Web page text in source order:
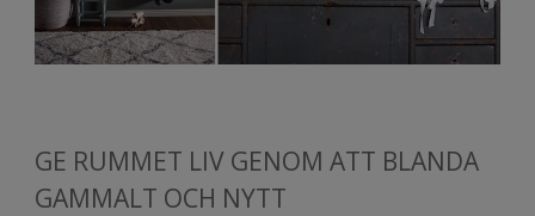
GE RUMMET LIV GENOM ATT BLANDA
GAMMALT OCH NYTT